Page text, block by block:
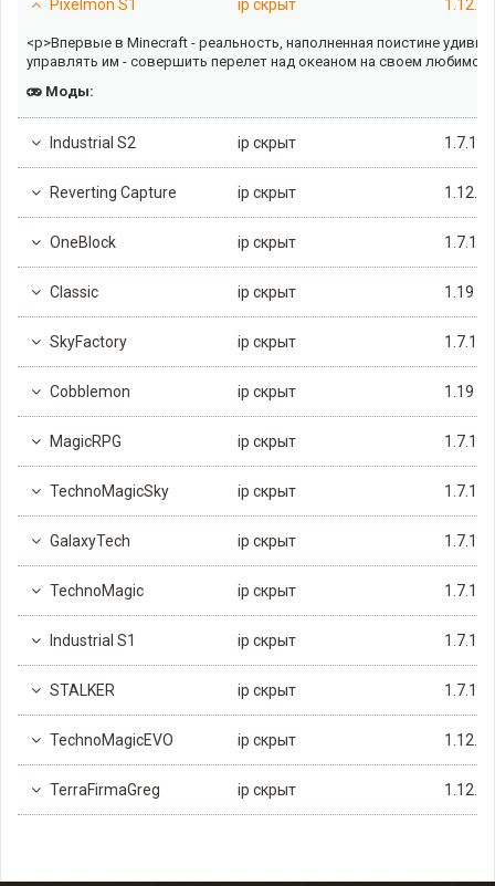
Pixelmon S1 ip скрыт 1.12.2
<p>Впервые в Minecraft - реальность, наполненная поистине
управлять им - совершить перелет над океаном на своем любимом
Моды:
Industrial S2 ip скрыт 1.7.10
Reverting Capture ip скрыт 1.12.2
OneBlock ip скрыт 1.7.10
Classic ip скрыт 1.19
SkyFactory ip скрыт 1.7.10
Cobblemon ip скрыт 1.19
MagicRPG ip скрыт 1.7.10
TechnoMagicSky ip скрыт 1.7.10
GalaxyTech ip скрыт 1.7.10
TechnoMagic ip скрыт 1.7.10
Industrial S1 ip скрыт 1.7.10
STALKER ip скрыт 1.7.10
TechnoMagicEVO ip скрыт 1.12.2
TerraFirmaGreg ip скрыт 1.12.2